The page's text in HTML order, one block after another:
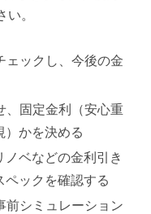
。
ェックし、今後の金
、固定金利（安心重
）かを決める
ベなどの金利引き
ペックを確認する
前シミュレーション